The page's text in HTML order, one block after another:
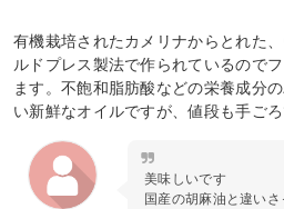
有機栽培されたカメリナからとれた
ルドプレス製法で作られているので
ます。不飽和脂肪酸などの栄養成分
い新鮮なオイルですが、値段も手ご
美味しいです
国産の胡麻油と違い